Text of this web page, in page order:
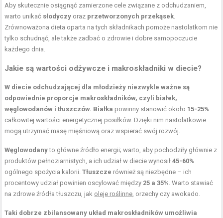
Aby skutecznie osiągnąć zamierzone cele związane z odchudzaniem,
warto unikać słodyczy oraz przetworzonych przekąsek
Zrównoważona dieta oparta na tych składnikach pomoże nastolatkom nie
tylko schudnąć, ale także zadbać o zdrowie i dobre samopoczucie
każdego dnia.
Jakie są wartości odżywcze i makroskładniki w diecie?
W diecie odchudzającej dla młodzieży niezwykle ważne są
odpowiednie proporcje makroskładników, czyli białek,
węglowodanów i tłuszczów. Białka powinny stanowić około 15-25%
całkowitej wartości energetycznej posiłków. Dzięki nim nastolatkowie
mogą utrzymać masę mięśniową oraz wspierać swój rozwój.
Węglowodanyto główne źródło energii; warto, aby pochodziły głównie z
produktów pełnoziarnistych, a ich udział w diecie wynosił45-60%
ogólnego spożycia kalorii.Tłuszcze również są niezbędne – ich
procentowy udział powinien oscylować między 25 a 35% . Warto stawiać
na zdrowe źródła tłuszczu, jak oleje roślinne , orzechy czy awokado.
Taki dobrze zbilansowany układ makroskładników umożliwia